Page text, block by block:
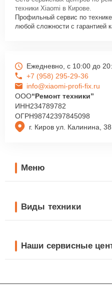
техники Xiaomi в Кирове.
Профильный сервис по
любой сложности с гарантией
г. Киров ул. Калинина, 38
Ежедневно, с 10:00 до
+7 (958) 295-29-36
info@xiaomi-profi-fix.ru
ООО“Ремонт техники”
ИНН234789782
ОГРН98742397845098
Меню
Виды техники
Наши сервисные